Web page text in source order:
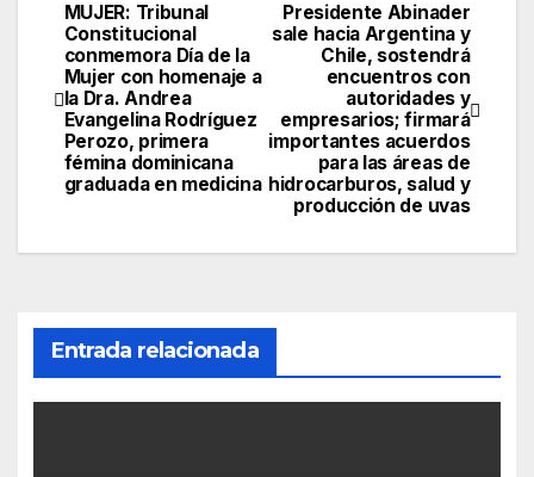
Navegación
de
entradas
Presidente Abinader
sale hacia Argentina y
Chile, sostendrá
encuentros con
autoridades y
empresarios; firmará
importantes acuerdos
para las áreas de
hidrocarburos, salud y
producción de uvas
MUJER: Tribunal
Constitucional
conmemora Día de la
Mujer con homenaje a
la Dra. Andrea
Evangelina Rodríguez
Perozo, primera
fémina dominicana
graduada en medicina
Entrada relacionada